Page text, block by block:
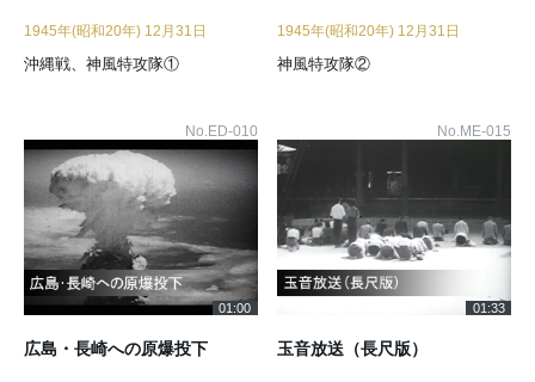
1945年(昭和20年) 12月31日
沖縄戦、神風特攻隊①
1945年(昭和20年) 12月31日
神風特攻隊②
No.ED-010
01:00
広島・長崎への原爆投下
No.ME-015
01:33
玉音放送（長尺版）